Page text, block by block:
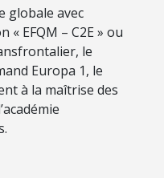
globale avec
« EFQM – C2E » ou
le
Europa 1, le
à la maîtrise des